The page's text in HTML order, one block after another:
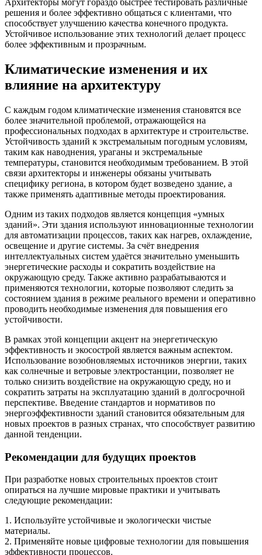
Архитекторы могут гораздо быстрее тестировать различные
решения и более эффективно общаться с клиентами, что
способствует улучшению качества конечного продукта.
Устойчивое использование этих технологий делает процесс
более эффективным и прозрачным.
Климатические изменения и их
влияние на архитектуру
С каждым годом климатические изменения становятся все
более значительной проблемой, отражающейся на
профессиональных подходах в архитектуре и строительстве.
Устойчивость зданий к экстремальным погодным условиям,
таким как наводнения, ураганы и экстремальные
температуры, становится необходимым требованием. В этой
связи архитекторы и инженеры обязаны учитывать
специфику региона, в котором будет возведено здание, а
также применять адаптивные методы проектирования.
Одним из таких подходов является концепция «умных
зданий». Эти здания используют инновационные технологии
для автоматизации процессов, таких как нагрев, охлаждение,
освещение и другие системы. За счёт внедрения
интеллектуальных систем удаётся значительно уменьшить
энергетические расходы и сократить воздействие на
окружающую среду. Также активно разрабатываются и
применяются технологии, которые позволяют следить за
состоянием здания в режиме реального времени и оперативно
проводить необходимые изменения для повышения его
устойчивости.
В рамках этой концепции акцент на энергетическую
эффективность и экосострой является важным аспектом.
Использование возобновляемых источников энергии, таких
как солнечные и ветровые электростанции, позволяет не
только снизить воздействие на окружающую среду, но и
сократить затраты на эксплуатацию зданий в долгосрочной
перспективе. Введение стандартов и нормативов по
энергоэффективности зданий становится обязательным для
новых проектов в разных странах, что способствует развитию
данной тенденции.
Рекомендации для будущих проектов
При разработке новых строительных проектов стоит
опираться на лучшие мировые практики и учитывать
следующие рекомендации:
1. Используйте устойчивые и экологически чистые
материалы.
2. Применяйте новые цифровые технологии для повышения
эффективности процессов.